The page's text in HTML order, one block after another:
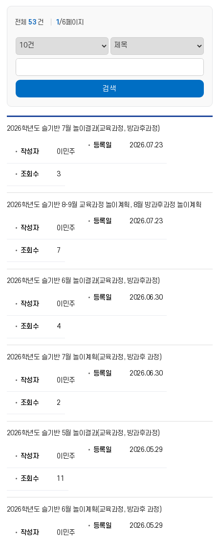
전체 53 건 1 /6페이지
검색
기
호,
제
목,
조
회
2026학년도 슬기반 7월 놀이결과(교육과정, 방과후과정)
작성자 이민주
등록일 2026.07.23
조회수 3
2026학년도 슬기반 8-9월 교육과정 놀이계획, 8월 방과후과정 놀이계획
작성자 이민주
등록일 2026.07.23
조회수 7
2026학년도 슬기반 6월 놀이결과(교육과정, 방과후과정)
작성자 이민주
등록일 2026.06.30
조회수 4
2026학년도 슬기반 7월 놀이계획(교육과정, 방과후 과정)
작성자 이민주
등록일 2026.06.30
조회수 2
2026학년도 슬기반 5월 놀이결과(교육과정, 방과후과정)
작성자 이민주
등록일 2026.05.29
조회수 11
2026학년도 슬기반 6월 놀이계획(교육과정, 방과후 과정)
작성자 이민주
등록일 2026.05.29